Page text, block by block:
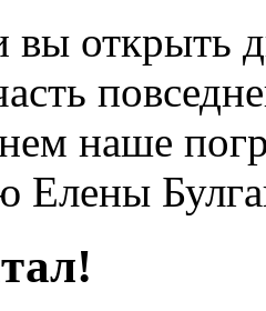
вы открыть
наше
Елены